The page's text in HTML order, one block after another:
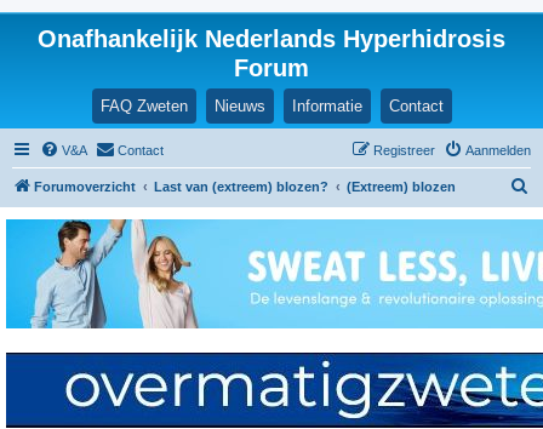
Onafhankelijk Nederlands Hyperhidrosis
Forum
FAQ Zweten Nieuws Informatie Contact
V&A Contact Aanmelden
Registreer
Forumoverzicht Last van (extreem) blozen? (Extreem) blozen
k